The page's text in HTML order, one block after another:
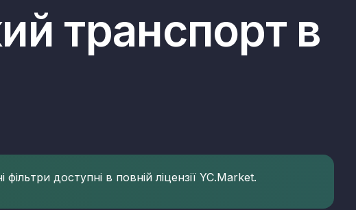
транспорт в
доступні в повній ліцензії YC.Market.